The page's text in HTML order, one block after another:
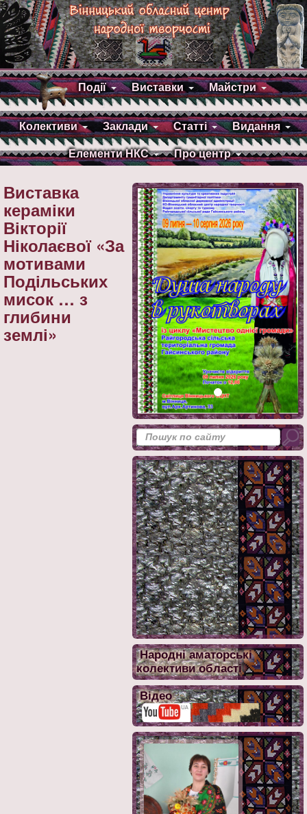
Події Виставки Майстри
Колективи Заклади Статті Видання
Елементи НКС Про центр
Народні аматорські
колективи області
Відео
Виставка
кераміки
Вікторії
Ніколаєвої «За
мотивами
Подільських
мисок … з
глибини
землі»